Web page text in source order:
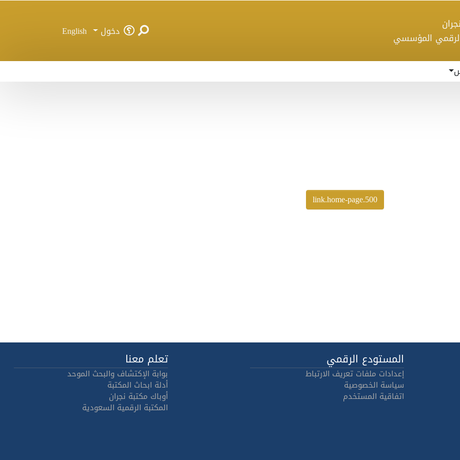
المؤسسي
دخول English
500.link.home-page
المستودع الرقمي
إعدادات ملفات تعريف الارتباط
سياسة الخصوصية
اتفاقية المستخدم
تعلم معنا
بوابة الإكتشاف والبحث الموحد
أدلة ابحاث المكتبة
أوباك مكتبة نجران
المكتبة الرقمية السعودية